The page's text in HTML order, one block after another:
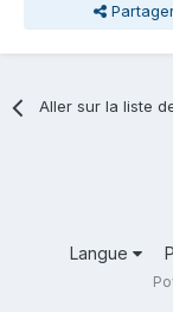
Aller sur la liste
Langue